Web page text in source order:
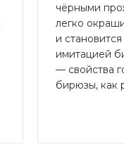
чёрными
легко
и
имитацией
— свойства
бирюзы, как